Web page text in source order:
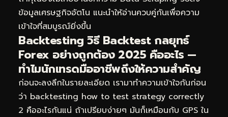
ข้อมูลเศรษฐกิจอัตโน แนะนำให้อ่านควบคู่กันเพื่อความ
เข้าใจที่สมบูรณ์ยิ่งขึ้น
Backtesting วิธี Backtest กลยุทธ์
Forex อย่างถูกต้อง 2025 คืออะไร —
ทำไมนักเทรดมืออาชีพถึงให้ความสำคัญ
ก่อนจะลงลึกในรายละเอียด เรามาทำความเข้าใจกันก่อน
ว่า backtesting how to test strategy correctly
2 คืออะไรกันแน่ ถ้าเปรียบง่ายๆ มันก็เหมือนกับ GPS ใน